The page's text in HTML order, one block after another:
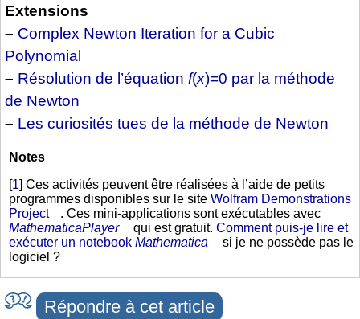
Extensions
– Complex Newton Iteration for a Cubic
Polynomial
– Résolution de l’équation f(x)=0 par la méthode
de Newton
– Les curiosités tues de la méthode de Newton
Notes
[1] Ces activités peuvent être réalisées à l’aide de petits
programmes disponibles sur le site Wolfram Demonstrations
Project
. Ces mini-applications sont exécutables avec
MathematicaPlayer
qui est gratuit. Comment puis-je lire et
exécuter un notebook Mathematica
si je ne possède pas le
logiciel ?
Répondre à cet article